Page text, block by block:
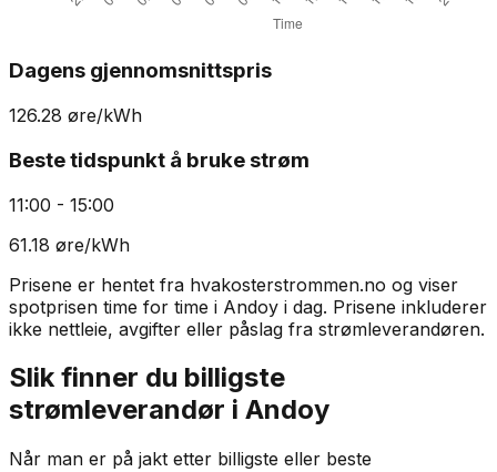
Dagens gjennomsnittspris
126.28 øre/kWh
Beste tidspunkt å bruke strøm
11:00 - 15:00
61.18 øre/kWh
Prisene er hentet fra hvakosterstrommen.no og viser
spotprisen time for time i Andoy i dag. Prisene inkluderer
ikke nettleie, avgifter eller påslag fra strømleverandøren.
Slik finner du billigste
strømleverandør i Andoy
Når man er på jakt etter billigste eller beste